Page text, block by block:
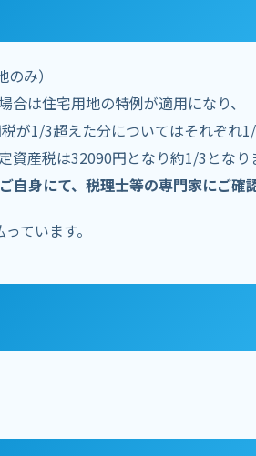
み）
は住宅用地の特例が適用になり、
が1/3超えた分についてはそれぞれ1/
産税は32090円となり約1/3となり
身にて、税理士等の専門家にご確
ています。